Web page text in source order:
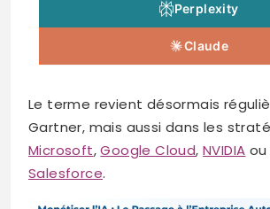
Perplexity
Claude
Le terme revient désormais
Gartner, mais aussi dans les
Microsoft,Google Cloud,NVIDIA
Salesforce.